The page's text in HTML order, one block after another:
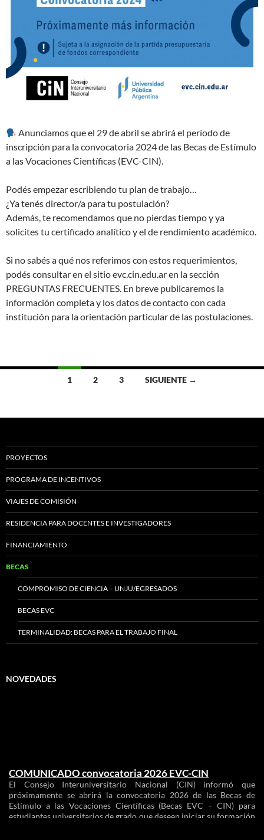
Anunciamos que el 29 de abril se abrirá el período de
inscripción para la convocatoria 2024 de las Becas de Estímulo
a las Vocaciones Científicas (EVC-CIN).
Podés empezar escribiendo tu plan de trabajo…
¿Ya tenés director/a para tu postulación?
Además, te recomendamos que no pierdas tiempo y ya
solicites tu certificado analítico y el de rendimiento académico.
Si no sabés a qué nos referimos con estos requerimientos,
podés consultar en el sitio evc.cin.edu.ar en la sección
PREGUNTAS FRECUENTES. En breve publicaremos la
información completa y los datos de contacto con cada
institución para la orientación particular de las postulaciones.
Navegación
entradas
1 2 3 SIGUIENTE →
PROYECTOS
PROGRAMA DE INCENTIVOS
VIAJES DE COMISIÓN
RESIDENCIA PARA DOCENTES E INVESTIGADORES
FINANCIAMIENTO
BECAS
COMPROMISO DE CIENCIA – UNJU/EGRESADOS
BECAS EVC
TERMINALIDAD: BECAS PARA EL TRABAJO FINAL
NOVEDADES
El Consejo Interuniversitario Nacional (CIN) informó que
próximamente se abrirá la convocatoria 2026 de las Becas de
Estímulo a las Vocaciones Científicas (Becas EVC – CIN) para
estudiantes universitarios de grado que deseen iniciar su formación
en investigación en el marco de proyectos de investigación